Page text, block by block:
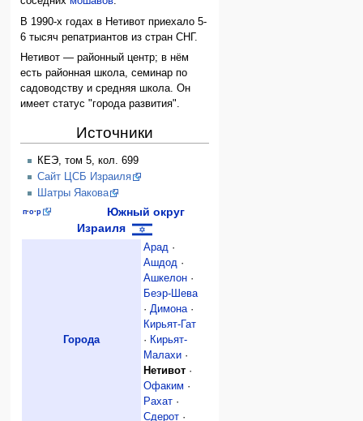
В 1990-х годах в Нетивот приехало 5-
6 тысяч репатриантов из стран СНГ.
Нетивот — районный центр; в нём
есть районная школа, семинар по
садоводству и средняя школа. Он
имеет статус "города развития".
Источники
КЕЭ, том 5, кол. 699
Сайт ЦСБ Израиля
Шатры Яакова
п·о·р
Южный округ
Израиля
Города
Арад ·
Ашдод ·
Ашкелон ·
Беэр-Шева
·Димона·
Кирьят-Гат
· Кирьят-
Малахи ·
Нетивот ·
Офаким ·
Рахат ·
Сдерот ·